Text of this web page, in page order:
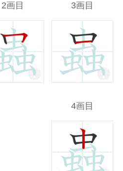
2画目 3画目
4画目